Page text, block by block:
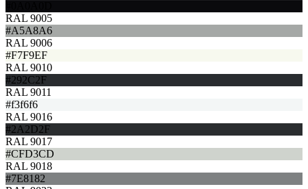
RAL 9005
#A5A8A6
RAL 9006
#F7F9EF
RAL 9010
#292C2F
RAL 9011
#f3f6f6
RAL 9016
#2A2D2F
RAL 9017
#CFD3CD
RAL 9018
#7E8182